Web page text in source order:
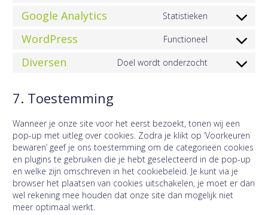
service
Google Analytics Statistieken
Consent
service
analytics
WordPress Functioneel
Consent
service
Diversen Doel wordt onderzocht
Consent
7. Toestemming
Wanneer je onze site voor het eerst bezoekt, tonen wij een
pop-up met uitleg over cookies. Zodra je klikt op ‘Voorkeuren
bewaren’ geef je ons toestemming om de categorieën cookies
en plugins te gebruiken die je hebt geselecteerd in de pop-up
en welke zijn omschreven in het cookiebeleid. Je kunt via je
browser het plaatsen van cookies uitschakelen, je moet er dan
wel rekening mee houden dat onze site dan mogelijk niet
meer optimaal werkt.